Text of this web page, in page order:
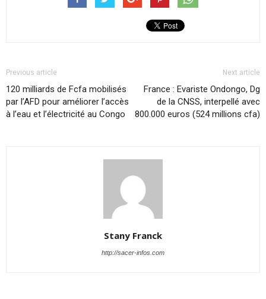
Previous article
120 milliards de Fcfa mobilisés
par l’AFD pour améliorer l’accès
à l’eau et l’électricité au Congo
Next article
France : Evariste Ondongo, Dg
de la CNSS, interpellé avec
800.000 euros (524 millions cfa)
Stany Franck
http://sacer-infos.com